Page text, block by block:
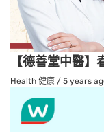
【德善堂中醫
Health 健康 / 5 years